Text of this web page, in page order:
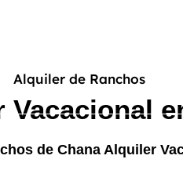
Alquiler de Ranchos
Vacacional
de Chana Alquiler